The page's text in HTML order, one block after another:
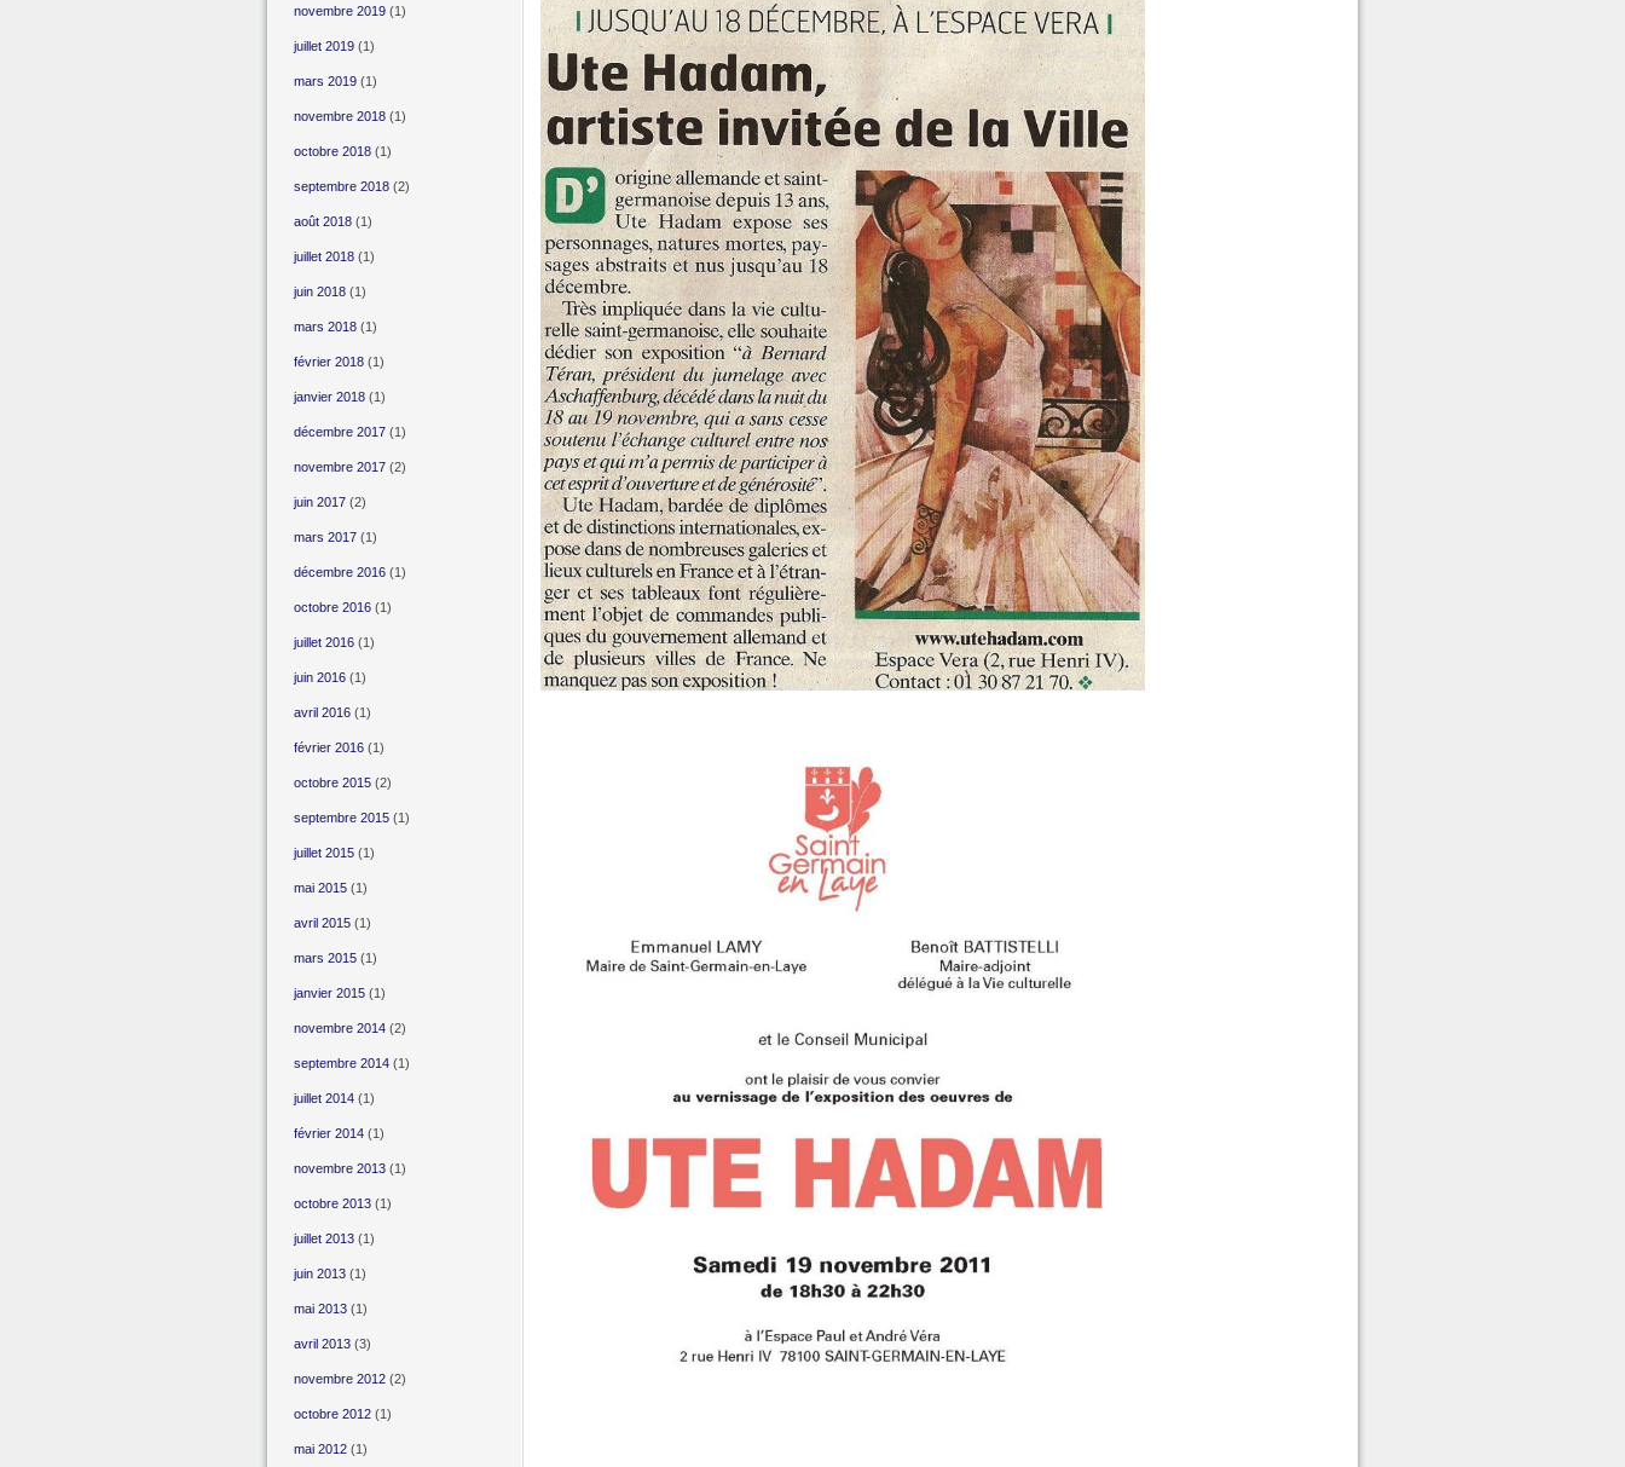
novembre 2019(1)
juillet 2019(1)
mars 2019(1)
novembre 2018(1)
octobre 2018(1)
septembre 2018(2)
août 2018(1)
juillet 2018(1)
juin 2018(1)
mars 2018(1)
février 2018(1)
janvier 2018(1)
décembre 2017(1)
novembre 2017(2)
juin 2017(2)
mars 2017(1)
décembre 2016(1)
octobre 2016(1)
juillet 2016(1)
juin 2016(1)
avril 2016(1)
février 2016(1)
octobre 2015(2)
septembre 2015(1)
juillet 2015(1)
mai 2015(1)
avril 2015(1)
mars 2015(1)
janvier 2015(1)
novembre 2014(2)
septembre 2014(1)
juillet 2014(1)
février 2014(1)
novembre 2013(1)
octobre 2013(1)
juillet 2013(1)
juin 2013(1)
mai 2013(1)
avril 2013(3)
novembre 2012(2)
octobre 2012(1)
mai 2012(1)